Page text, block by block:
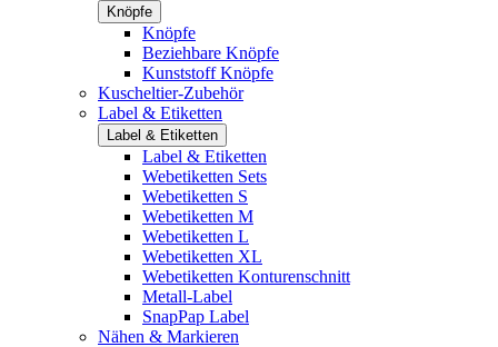
Knöpfe
Knöpfe
Beziehbare Knöpfe
Kunststoff Knöpfe
Kuscheltier-Zubehör
Label & Etiketten
Label & Etiketten
Label & Etiketten
Webetiketten Sets
Webetiketten S
Webetiketten M
Webetiketten L
Webetiketten XL
Webetiketten Konturenschnitt
Metall-Label
SnapPap Label
Nähen & Markieren